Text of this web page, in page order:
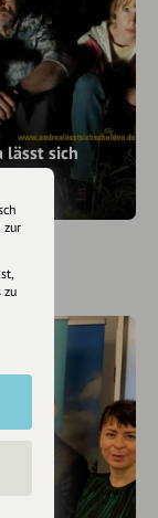
lässt sich
zur
zu